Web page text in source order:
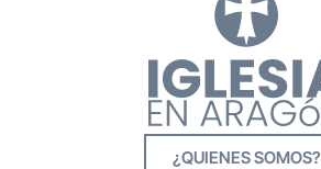
¿QUIENES SOMOS?